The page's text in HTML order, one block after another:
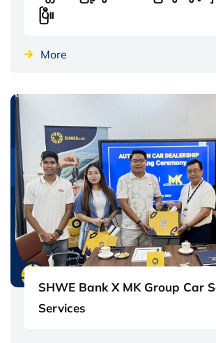
ပြီ။
More
SHWE Bank X MK Group Car
Services